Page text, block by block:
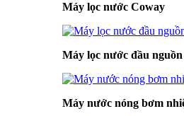
Máy lọc nước Coway
Máy lọc nước đầu
Máy nước nóng bơm